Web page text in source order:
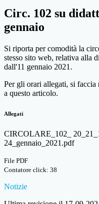
Circ. 102 su
gennaio
Si riporta per comodità la
stesso sito web, relativa alla
dall'11 gennaio 2021.
Per gli orari allegati, si
a questo articolo.
Allegati
CIRCOLARE_102_
24_gennaio_2021.pdf
File PDF
Contatore click: 38
Notizie